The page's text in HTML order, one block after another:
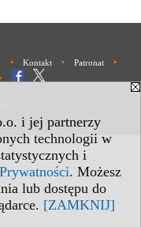
i jej partnerzy
technologii w
i
. Możesz
lub dostępu do
[ZAMKNIJ]
• Kontakt • Patronat •